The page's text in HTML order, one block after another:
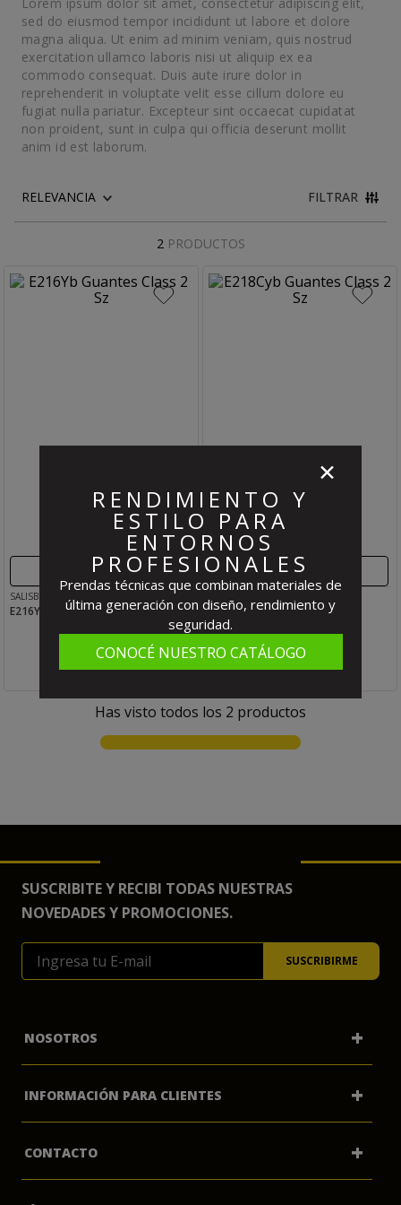
sed do eiusmod tempor incididunt ut labore et dolore
magna aliqua. Ut enim ad minim veniam, quis nostrud
exercitation ullamco laboris nisi ut aliquip ex ea
commodo consequat. Duis aute irure dolor in
reprehenderit in voluptate velit esse cillum dolore eu
fugiat nulla pariatur. Excepteur sint occaecat cupidatat
non proident, sunt in culpa qui officia deserunt mollit
anim id est laborum.
2 PRODUCTOS
FILTRAR
SIN STOCK
SALISBURY
E216YB GUANTES CLASS 2 SZ
SIN STOCK
E218CYB GUANTES CLASS 2 SZ
Has visto todos los 2 productos
SUSCRIBITE Y RECIBI TODAS NUESTRAS
NOVEDADES Y PROMOCIONES.
NOSOTROS +
Preguntas Frecuentes
INFORMACIÓN PARA CLIENTES +
CONTACTO +
✕
RENDIMIENTO Y
ESTILO PARA
ENTORNOS
PROFESIONALES
Prendas técnicas que combinan materiales de
última generación con diseño, rendimiento y
seguridad.
CONOCÉ NUESTRO CATÁLOGO